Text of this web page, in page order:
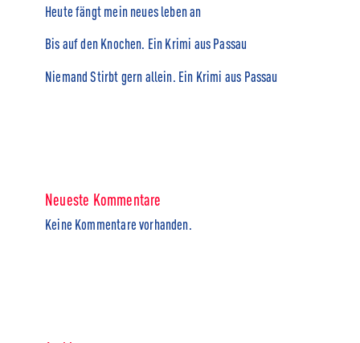
Heute fängt mein neues leben an
Bis auf den Knochen. Ein Krimi aus Passau
Niemand Stirbt gern allein. Ein Krimi aus Passau
Neueste Kommentare
Keine Kommentare vorhanden.